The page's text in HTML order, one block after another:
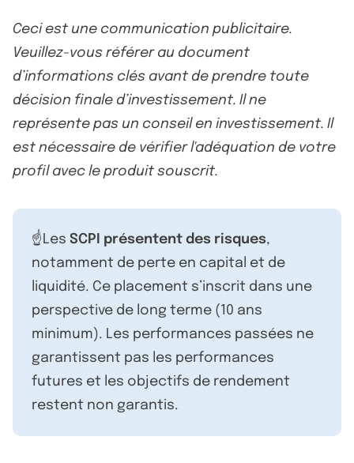
Ceci est une communication publicitaire.
Veuillez-vous référer au document
d’informations clés avant de prendre toute
décision finale d’investissement. Il ne
représente pas un conseil en investissement. Il
est nécessaire de vérifier l'adéquation de votre
profil avec le produit souscrit.
☝️Les SCPI présentent des risques,
notamment de perte en capital et de
liquidité. Ce placement s’inscrit dans une
perspective de long terme (10 ans
minimum). Les performances passées ne
garantissent pas les performances
futures et les objectifs de rendement
restent non garantis.